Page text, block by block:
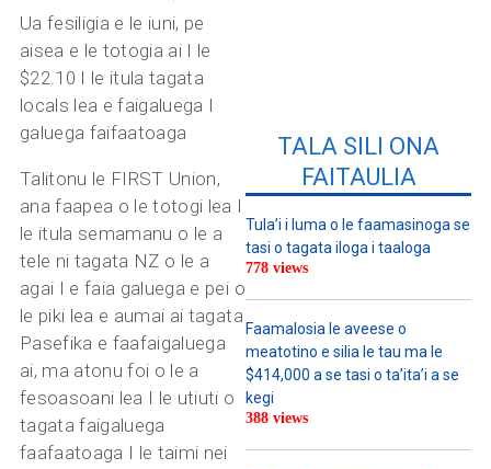
Ua fesiligia e le iuni, pe
aisea e le totogia ai I le
$22.10 I le itula tagata
locals lea e faigaluega I
galuega faifaatoaga
Talitonu le FIRST Union,
ana faapea o le totogi lea I
le itula semamanu o le a
tele ni tagata NZ o le a
agai I e faia galuega e pei o
le piki lea e aumai ai tagata
Pasefika e faafaigaluega
ai, ma atonu foi o le a
fesoasoani lea I le utiuti o
tagata faigaluega
faafaatoaga I le taimi nei
TALA SILI ONA
FAITAULIA
Tula’i i luma o le faamasinoga se
tasi o tagata iloga i taaloga
778 views
Faamalosia le aveese o
meatotino e silia le tau ma le
$414,000 a se tasi o ta’ita’i a se
kegi
388 views